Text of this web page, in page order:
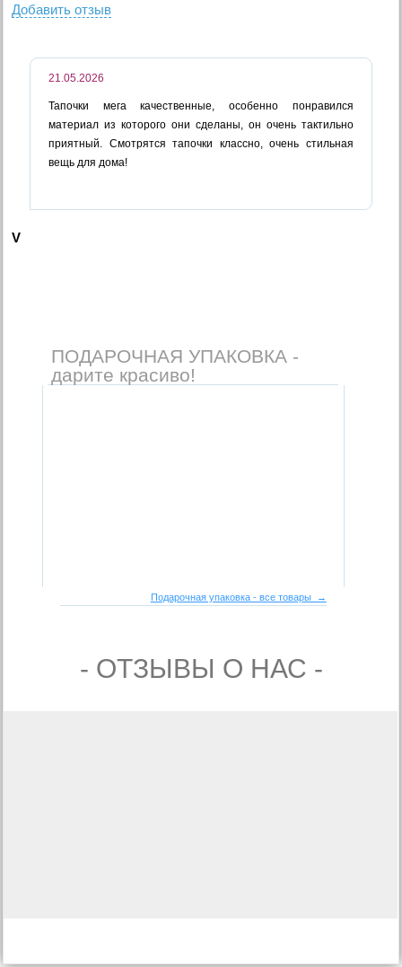
Добавить отзыв
21.05.2026
Тапочки мега качественные, особенно понравился
материал из которого они сделаны, он очень тактильно
приятный. Смотрятся тапочки классно, очень стильная
вещь для дома!
V
ПОДАРОЧНАЯ УПАКОВКА -
дарите красиво!
Подарочная упаковка - все товары →
- ОТЗЫВЫ О НАС -